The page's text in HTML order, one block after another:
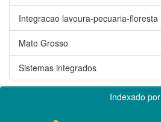
Integracao lavoura-pecuaria-floresta
Mato Grosso
Sistemas integrados
Indexado por